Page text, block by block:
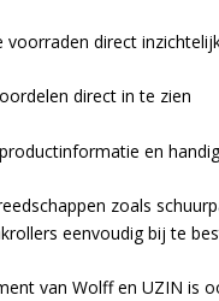
direct
direct in te zien
en
zoals
eenvoudig bij te
van Wolff en UZIN is